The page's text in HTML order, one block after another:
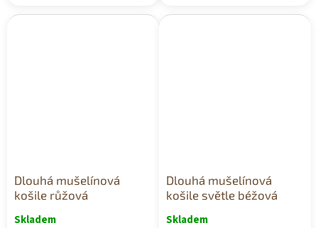
Dlouhá mušelínová
košile růžová
Skladem
Dlouhá mušelínová
košile světle béžová
Skladem